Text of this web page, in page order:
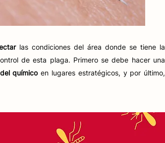
las condiciones del área donde se tiene la
de esta plaga. Primero se debe hacer una
químicoen lugares estratégicos, y por último,